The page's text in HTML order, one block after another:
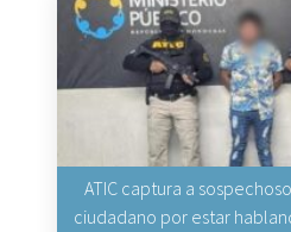
ATIC captura a
ciudadano por estar